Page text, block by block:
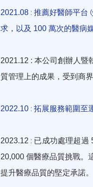
2021.08 : 推薦好醫師平台 (
求，以及 100 萬次的醫病
2021.12 : 本公司創辦人暨
質管理上的成果，受到商界
2022.10 : 拓展服務範圍至
2023.12 : 已成功處理超過
20,000 個醫療品質挑戰。
提升醫療品質的堅定承諾。